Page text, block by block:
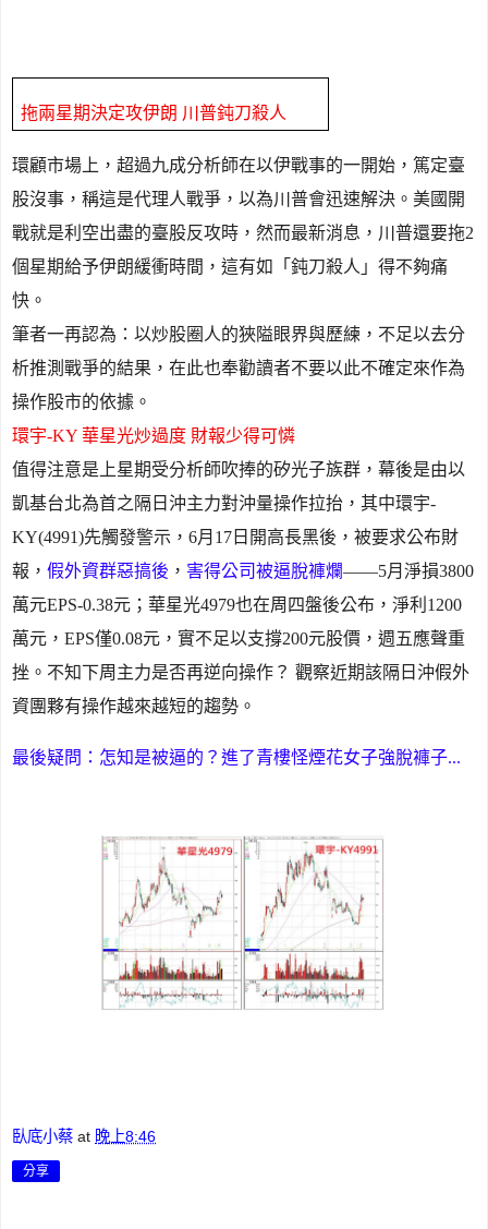
拖兩星期決定攻伊朗 川普鈍刀殺人
環顧市場上，超過九成分析師在以伊戰事的一開始，篤定臺
股沒事，稱這是代理人戰爭，以為川普會迅速解決。美國開
戰就是利空出盡的臺股反攻時，然而最新消息，川普還要拖2
個星期給予伊朗緩衝時間，這有如「鈍刀殺人」得不夠痛
快。
筆者一再認為：以炒股圈人的狹隘眼界與歷練，不足以去分
析推測戰爭的結果，在此也奉勸讀者不要以此不確定來作為
操作股市的依據。
環宇-KY 華星光炒過度 財報少得可憐
值得注意是上星期受分析師吹捧的矽光子族群，幕後是由以
凱基台北為首之隔日沖主力對沖量操作拉抬，其中環宇-
KY(4991)先觸發警示， 6月 17 日開高長黑後，被要求公布財
報， 假外資群惡搞後 ， 害得公司被逼脫褲爛——5月淨損3800
萬元EPS-0.38元；華星光4979也在周四盤後公布，淨利 1200
萬元， EPS僅0.08元，實不足以支撐200元股價，週五應聲重
挫。不知下周主力是否再逆向操作？ 觀察近期該隔日沖假外
資團夥有操作越來越短的趨勢。
最後疑問：怎知是被逼的？進了青樓怪煙花女子強脫褲子...
臥底小蔡 at 晚上8:46
分享